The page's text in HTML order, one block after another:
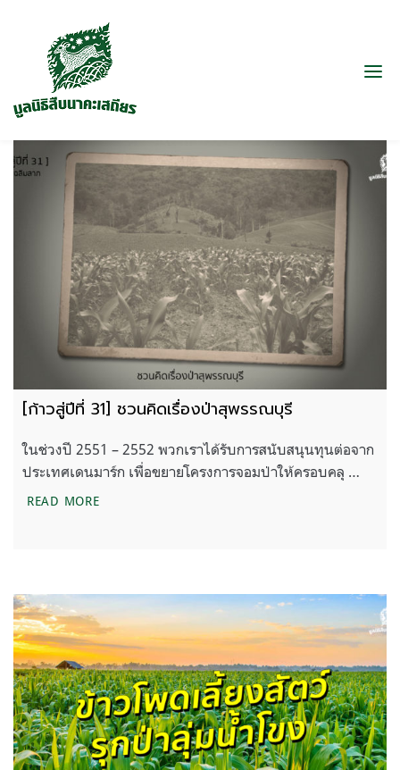
[ก้าวสู่ปีที่ 31] ชวนคิดเรื่องป่าสุพรรณบุรี
ในช่วงปี 2551 – 2552 พวกเราได้รับการสนับสนุนทุนต่อจาก
ประเทศเดนมาร์ก เพื่อขยายโครงการจอมป่าให้ครอบคลุ …
READ MORE[ก้าวสู่ปีที่ 31] ชวนคิดเรื่องป่าสุพรรณบุรี